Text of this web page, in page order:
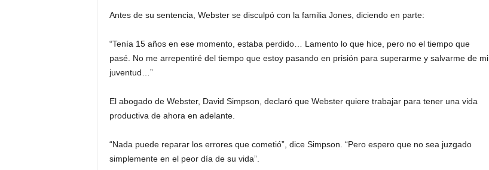
Antes de su sentencia, Webster se disculpó con la familia Jones, diciendo en parte:
“Tenía 15 años en ese momento, estaba perdido… Lamento lo que hice, pero no el tiempo que
pasé. No me arrepentiré del tiempo que estoy pasando en prisión para superarme y salvarme de mi
juventud…”
El abogado de Webster, David Simpson, declaró que Webster quiere trabajar para tener una vida
productiva de ahora en adelante.
“Nada puede reparar los errores que cometió”, dice Simpson. “Pero espero que no sea juzgado
simplemente en el peor día de su vida”.